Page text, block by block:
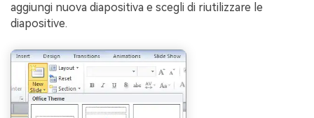
aggiungi nuova diapositiva e scegli di riutilizzare le
diapositive.